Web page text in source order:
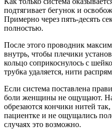
подтягивает бегунок и
Примерно через пять-десять
полностью.
После этого проводник
внутрь, чтобы плечики
кольцо соприкоснулось с
трубка удаляется, нити
Если система поставлена
боли женщины не ощущают.
обрезаются кончики нитей
пациентке и не ощущались
случаях это возможно.